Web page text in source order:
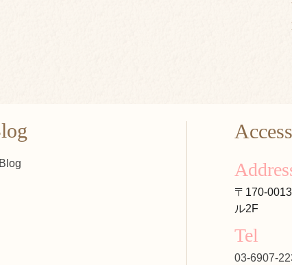
Blog
Access
〒170-
ル2F
Tel
03-6907-